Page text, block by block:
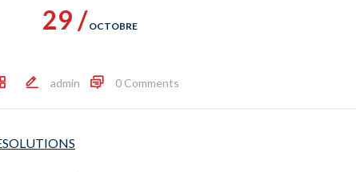
29 / OCTOBRE
admin 0 Comments